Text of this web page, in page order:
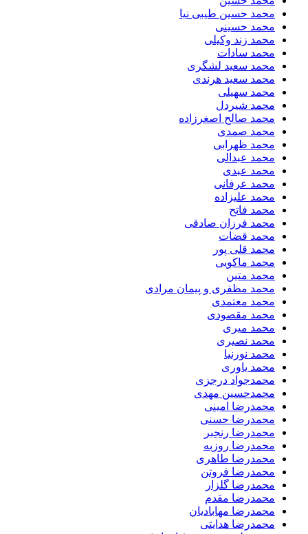
محمد حسین طیبی نیا
محمد حسینی
محمد زند وکیلی
محمد سادات
محمد سعید لشگری
محمد سعید هرندی
محمد سهیلی
​محمد شیردل
محمد صالح اصغرزاده
محمد صمدی
محمد ظهرابی
محمد عبدالی
محمد عبدی
محمد عرفانی
محمد علیزاده
محمد فاتح
محمد فرزان صادقی
محمد قضات
محمد قلی پور
محمد ماکویی
محمد متین
محمد مظفری و پیمان مرادی
محمد معتمدی
محمد مقصودی
محمد میری
محمد نصیری
محمد نورنیا
محمد یاوری
محمدجواد درجزی
محمدحسین مهدی
محمدرضا امینی
محمدرضا حسنی
محمدرضا رنجبر
محمدرضا روزبه
محمدرضا طاهری
محمدرضا فروتن
محمدرضا گلزار
محمدرضا مقدم
محمدرضا مهابادیان
محمدرضا هدایتی